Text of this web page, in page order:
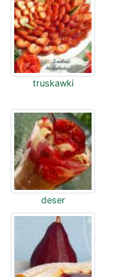
truskawki
deser